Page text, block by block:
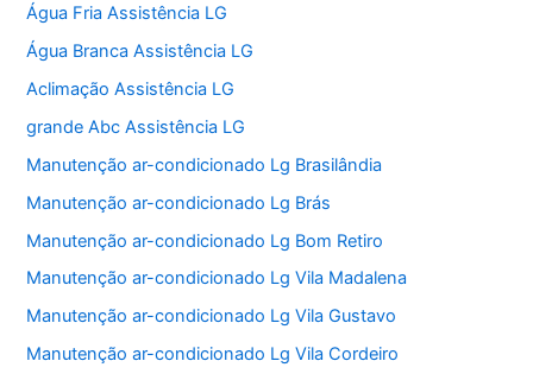
Água Fria Assistência LG
Água Branca Assistência LG
Aclimação Assistência LG
grande Abc Assistência LG
Manutenção ar-condicionado Lg Brasilândia
Manutenção ar-condicionado Lg Brás
Manutenção ar-condicionado Lg Bom Retiro
Manutenção ar-condicionado Lg Vila Madalena
Manutenção ar-condicionado Lg Vila Gustavo
Manutenção ar-condicionado Lg Vila Cordeiro